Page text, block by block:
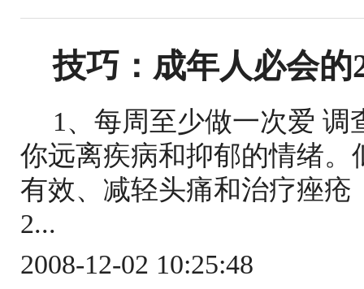
技巧：成年人必会的
1、每周至少做一次爱
你远离疾病和抑郁的情绪
有效、减轻头痛和治疗痤
2...
2008-12-02 10:25:48